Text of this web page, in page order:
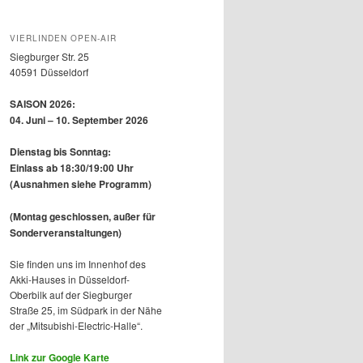
VIERLINDEN OPEN-AIR
Siegburger Str. 25
40591 Düsseldorf
SAISON 2026:
04. Juni – 10. September 2026
Dienstag bis Sonntag:
Einlass ab 18:30/19:00 Uhr
(Ausnahmen siehe Programm)
(Montag geschlossen, außer für
Sonderveranstaltungen)
Sie finden uns im Innenhof des
Akki-Hauses in Düsseldorf-
Oberbilk auf der Siegburger
Straße 25, im Südpark in der Nähe
der „Mitsubishi-Electric-Halle“.
Link zur Google Karte